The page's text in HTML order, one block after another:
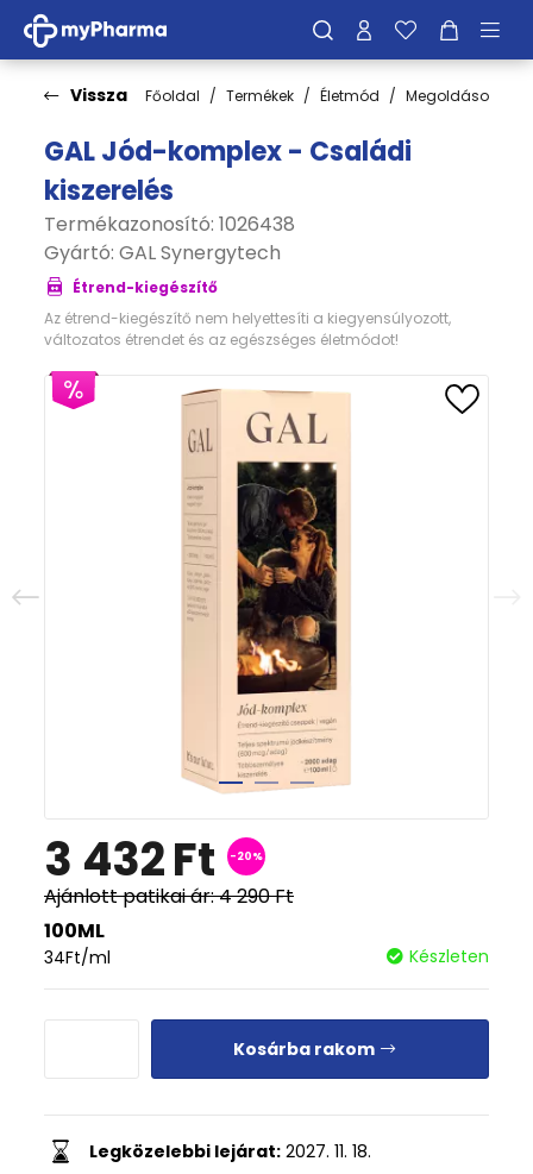
Vissza Főoldal Termékek Életmód Megoldások
GAL Jód-komplex - Családi
kiszerelés
Termékazonosító: 1026438
Gyártó: GAL Synergytech
Étrend-kiegészítő
Az étrend-kiegészítő nem helyettesíti a kiegyensúlyozott,
változatos étrendet és az egészséges életmódot!
3 432Ft -20%
Ajánlott patikai ár:4 290Ft
100ML
34Ft/ml Készleten
Kosárba rakom
Legközelebbi lejárat: 2027. 11. 18.